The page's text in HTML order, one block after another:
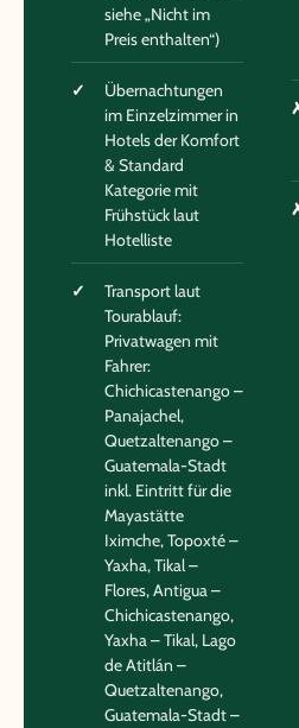
siehe „Nicht im
Preis enthalten“)
Übernachtungen
im Einzelzimmer in
Hotels der Komfort
& Standard
Kategorie mit
Frühstück laut
Hotelliste
Transport laut
Tourablauf:
Privatwagen mit
Fahrer:
Chichicastenango –
Panajachel,
Quetzaltenango –
Guatemala-Stadt
inkl. Eintritt für die
Mayastätte
Iximche, Topoxté –
Yaxha, Tikal –
Flores, Antigua –
Chichicastenango,
Yaxha – Tikal, Lago
de Atitlán –
Quetzaltenango,
Guatemala-Stadt –